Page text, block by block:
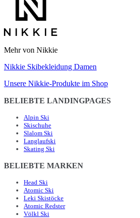
Mehr von Nikkie
Nikkie Skibekleidung Damen
Unsere Nikkie-Produkte im Shop
BELIEBTE LANDINGPAGES
Alpin Ski
Skischuhe
Slalom Ski
Langlaufski
Skating Ski
BELIEBTE MARKEN
Head Ski
Atomic Ski
Leki Skistöcke
Atomic Redster
Völkl Ski